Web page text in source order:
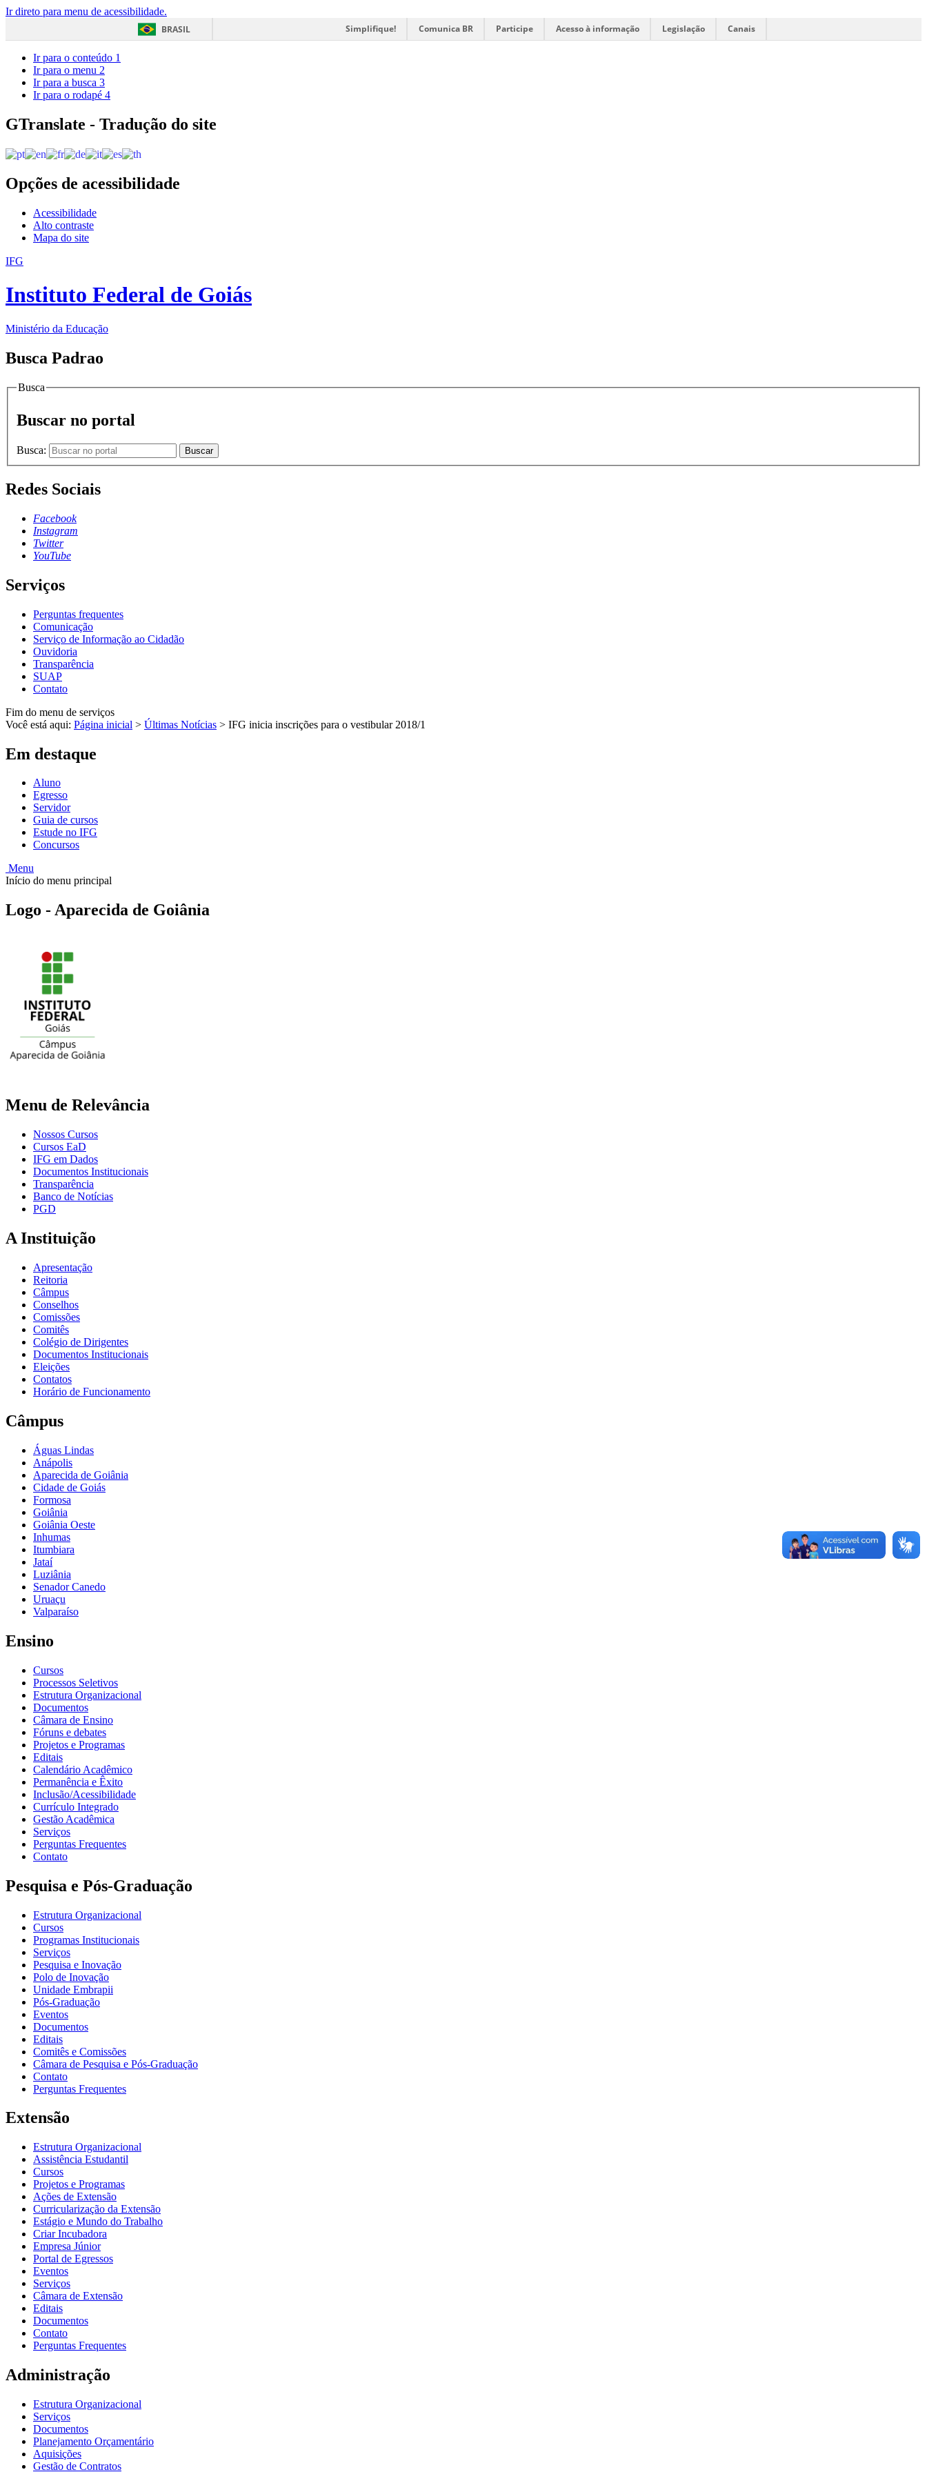
Ir direto para menu de acessibilidade.
BRASIL
Simplifique! Comunica BR Participe Acesso à informação Legislação Canais
Ir para o conteúdo 1
Ir para o menu 2
Ir para a busca 3
Ir para o rodapé 4
GTranslate - Tradução do site
Opções de acessibilidade
Acessibilidade
Alto contraste
Mapa do site
IFG
Instituto Federal de Goiás
Ministério da Educação
Busca Padrao
Busca
Buscar no portal
Busca: Buscar
Redes Sociais
Facebook
Instagram
Twitter
YouTube
Serviços
Perguntas frequentes
Comunicação
Serviço de Informação ao Cidadão
Ouvidoria
Transparência
SUAP
Contato
Fim do menu de serviços
Você está aqui: Página inicial > Últimas Notícias > IFG inicia inscrições para o vestibular 2018/1
Em destaque
Aluno
Egresso
Servidor
Guia de cursos
Estude no IFG
Concursos
Menu
Início do menu principal
Logo - Aparecida de Goiânia
Menu de Relevância
Nossos Cursos
Cursos EaD
IFG em Dados
Documentos Institucionais
Transparência
Banco de Notícias
PGD
A Instituição
Apresentação
Reitoria
Câmpus
Conselhos
Comissões
Comitês
Colégio de Dirigentes
Documentos Institucionais
Eleições
Contatos
Horário de Funcionamento
Câmpus
Águas Lindas
Anápolis
Aparecida de Goiânia
Cidade de Goiás
Formosa
Goiânia
Goiânia Oeste
Inhumas
Itumbiara
Jataí
Luziânia
Senador Canedo
Uruaçu
Valparaíso
Ensino
Cursos
Processos Seletivos
Estrutura Organizacional
Documentos
Câmara de Ensino
Fóruns e debates
Projetos e Programas
Editais
Calendário Acadêmico
Permanência e Êxito
Inclusão/Acessibilidade
Currículo Integrado
Gestão Acadêmica
Serviços
Perguntas Frequentes
Contato
Pesquisa e Pós-Graduação
Estrutura Organizacional
Cursos
Programas Institucionais
Serviços
Pesquisa e Inovação
Polo de Inovação
Unidade Embrapii
Pós-Graduação
Eventos
Documentos
Editais
Comitês e Comissões
Câmara de Pesquisa e Pós-Graduação
Contato
Perguntas Frequentes
Extensão
Estrutura Organizacional
Assistência Estudantil
Cursos
Projetos e Programas
Ações de Extensão
Curricularização da Extensão
Estágio e Mundo do Trabalho
Criar Incubadora
Empresa Júnior
Portal de Egressos
Eventos
Serviços
Câmara de Extensão
Editais
Documentos
Contato
Perguntas Frequentes
Administração
Estrutura Organizacional
Serviços
Documentos
Planejamento Orçamentário
Aquisições
Gestão de Contratos